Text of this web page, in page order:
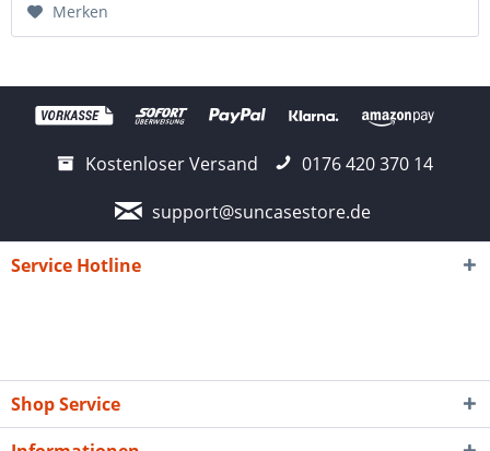
Merken
Kostenloser Versand
0176 420 370 14
support@suncasestore.de
Service Hotline
Shop Service